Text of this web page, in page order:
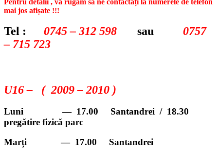
Pentru detalii , vă rugăm să ne contactați la numerele de telefon
mai jos afișate !!!
Tel : 0745 – 312 598 sau
0757
– 715 723
U16 – ( 2009 – 2010 )
Luni — 17.00
Santandrei / 18.30
pregătire fizică parc
Marți
— 17.00
Santandrei